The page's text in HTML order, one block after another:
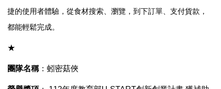
捷的使用者體驗，從食材搜索、瀏覽，到下訂單、支付貨款，
都能輕鬆完成。
★
團隊名稱： 蚓密菇俠